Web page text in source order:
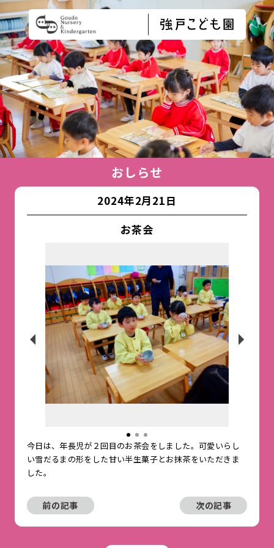
おしらせ
2024年2月21日
お茶会
今日は、年長児が２回目のお茶会をしました。可愛いらし
い雪だるまの形をした甘い半生菓子とお抹茶をいただきま
した。
前の記事 次の記事